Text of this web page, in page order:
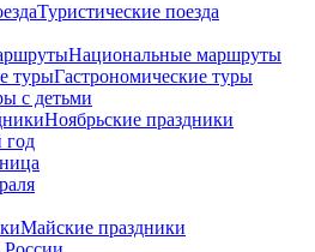
Туристические поезда
Национальные маршруты
Гастрономические туры
с детьми
Ноябрьские праздники
Майские праздники